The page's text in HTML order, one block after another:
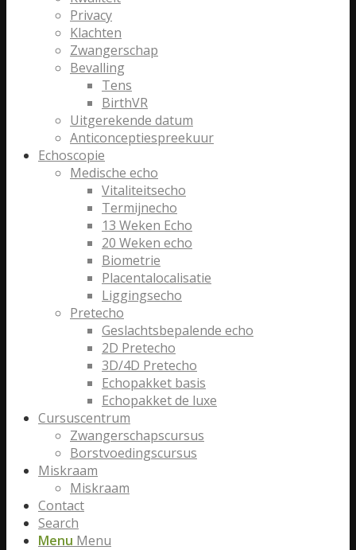
Privacy
Klachten
Zwangerschap
Bevalling
Tens
BirthVR
Uitgerekende datum
Anticonceptiespreekuur
Echoscopie
Medische echo
Vitaliteitsecho
Termijnecho
13 Weken Echo
20 Weken echo
Biometrie
Placentalocalisatie
Liggingsecho
Pretecho
Geslachtsbepalende echo
2D Pretecho
3D/4D Pretecho
Echopakket basis
Echopakket de luxe
Cursuscentrum
Zwangerschapscursus
Borstvoedingscursus
Miskraam
Miskraam
Contact
Search
Menu Menu